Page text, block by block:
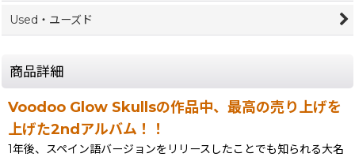
Used・ユーズド
商品詳細
Voodoo Glow Skullsの作品中、最高の売り上げを
上げた2ndアルバム！！
1年後、スペイン語バージョンをリリースしたことでも知られる大名